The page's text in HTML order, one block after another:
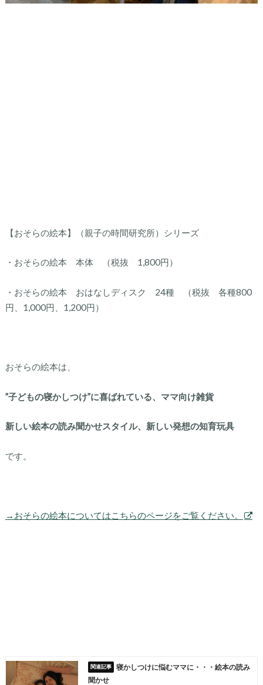
【おそらの絵本】（親子の時間研究所）シリーズ
・おそらの絵本 本体 （税抜 1,800円）
・おそらの絵本 おはなしディスク 24種 （税抜 各種800
円、1,000円、1,200円）
おそらの絵本は、
”子どもの寝かしつけ”に喜ばれている、ママ向け雑貨
新しい絵本の読み聞かせスタイル、新しい発想の知育玩具
です。
→おそらの絵本についてはこちらのページをご覧ください。
寝かしつけに悩むママに・・・絵本の読み
聞かせ